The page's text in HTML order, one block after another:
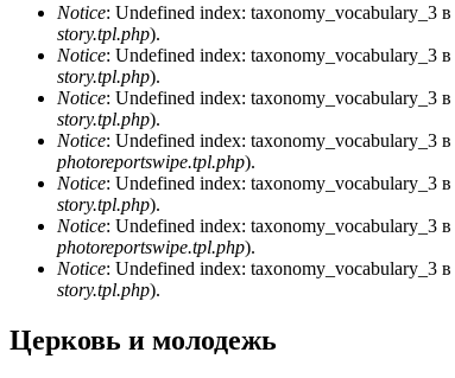
Notice: Undefined index: taxonomy_vocabulary_3
story.tpl.php).
Notice: Undefined index: taxonomy_vocabulary_3
story.tpl.php).
Notice: Undefined index: taxonomy_vocabulary_3
story.tpl.php).
Notice: Undefined index: taxonomy_vocabulary_3
photoreportswipe.tpl.php).
Notice: Undefined index: taxonomy_vocabulary_3
story.tpl.php).
Notice: Undefined index: taxonomy_vocabulary_3
photoreportswipe.tpl.php).
Notice: Undefined index: taxonomy_vocabulary_3
story.tpl.php).
Церковь и молодежь